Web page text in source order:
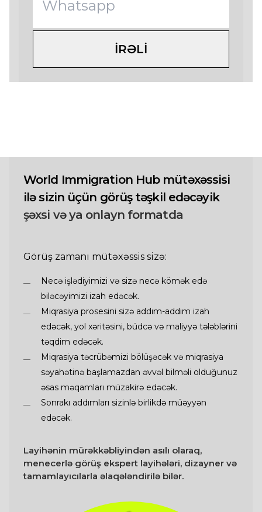
IRƏLI
World Immigration Hub mütəxəssisi
ilə sizin üçün görüş təşkil edəcəyik
şəxsi və ya onlayn formatda
Görüş zamanı mütəxəssis sizə:
Necə işlədiyimizi və sizə necə kömək edə
biləcəyimizi izah edəcək.
Miqrasiya prosesini sizə addım-addım izah
edəcək, yol xəritəsini, büdcə və maliyyə tələblərini
təqdim edəcək.
Miqrasiya təcrübəmizi bölüşəcək və miqrasiya
səyahətinə başlamazdan əvvəl bilməli olduğunuz
əsas məqamları müzakirə edəcək.
Sonrakı addımları sizinlə birlikdə müəyyən
edəcək.
Layihənin mürəkkəbliyindən asılı olaraq,
menecerlə görüş ekspert layihələri, dizayner və
tamamlayıcılarla əlaqələndirilə bilər.